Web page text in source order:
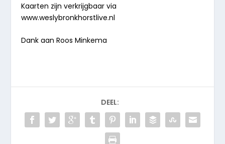
Kaarten zijn verkrijgbaar via
www.weslybronkhorstlive.nl
Dank aan Roos Minkema
DEEL: